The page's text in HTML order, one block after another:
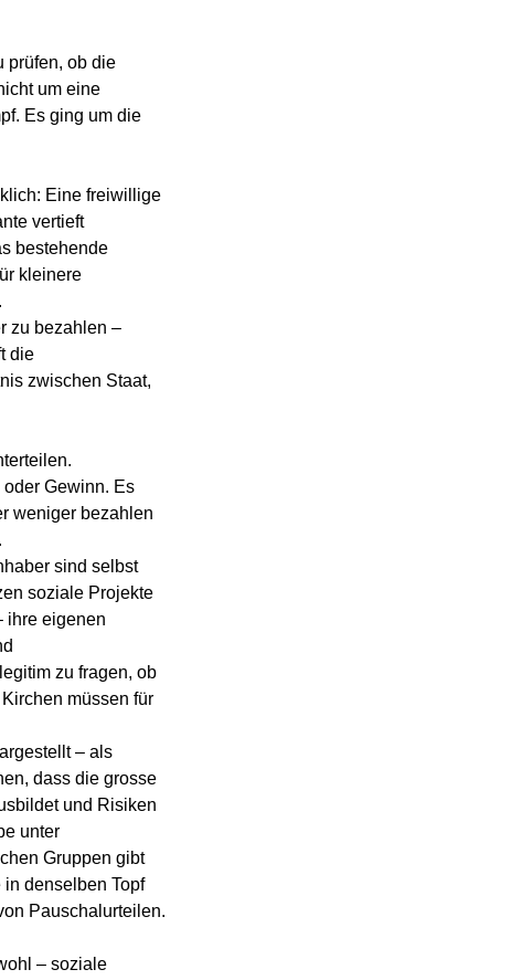
prüfen, ob die
um eine
Es ging um die
Eine freiwillige
vertieft
bestehende
kleinere
zu bezahlen –
die
zwischen Staat,
Gewinn. Es
weniger bezahlen
sind selbst
soziale Projekte
ihre eigenen
zu fragen, ob
müssen für
– als
dass die grosse
und Risiken
unter
Gruppen gibt
denselben Topf
Pauschalurteilen.
– soziale